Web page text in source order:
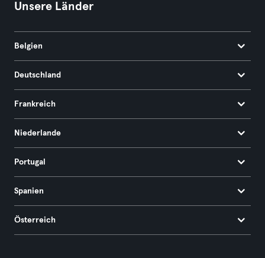
Unsere Länder
Belgien
Deutschland
Frankreich
Niederlande
Portugal
Spanien
Österreich